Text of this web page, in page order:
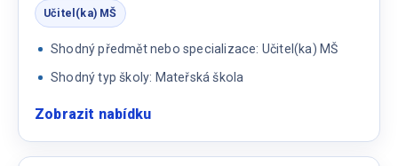
Učitel(ka) MŠ
Shodný předmět nebo specializace: Učitel(ka) MŠ
Shodný typ školy: Mateřská škola
Zobrazit nabídku:
v